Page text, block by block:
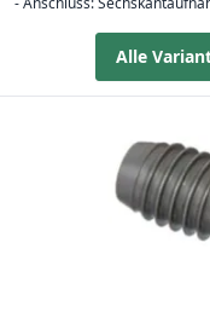
Alle